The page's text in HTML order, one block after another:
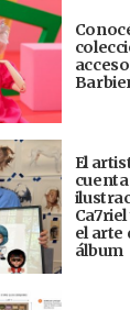
El
el arte
álbum